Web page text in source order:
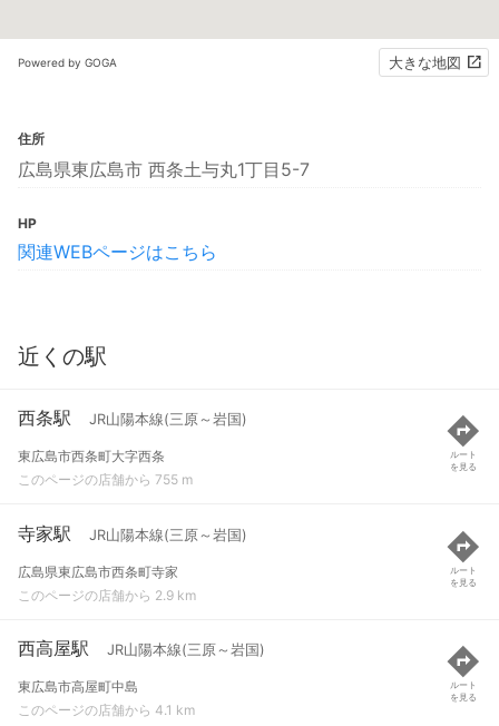
Powered by GOGA 大きな地図
住所
広島県東広島市 西条土与丸1丁目5-7
HP
関連WEBページはこちら
近くの駅
西条駅 JR山陽本線(三原～岩国)
東広島市西条町大字西条
このページの店舗から 755 m
ルート
を見る
寺家駅 JR山陽本線(三原～岩国)
広島県東広島市西条町寺家
このページの店舗から 2.9 km
ルート
を見る
西高屋駅 JR山陽本線(三原～岩国)
東広島市高屋町中島
このページの店舗から 4.1 km
ルート
を見る